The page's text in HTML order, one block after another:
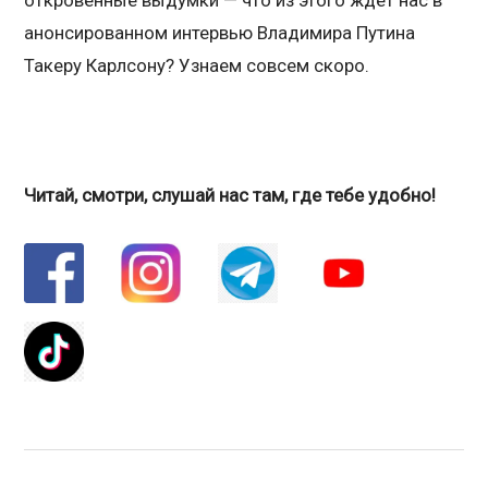
анонсированном интервью Владимира Путина
Такеру Карлсону? Узнаем совсем скоро.
Читай, смотри, слушай нас там, где тебе удобно!